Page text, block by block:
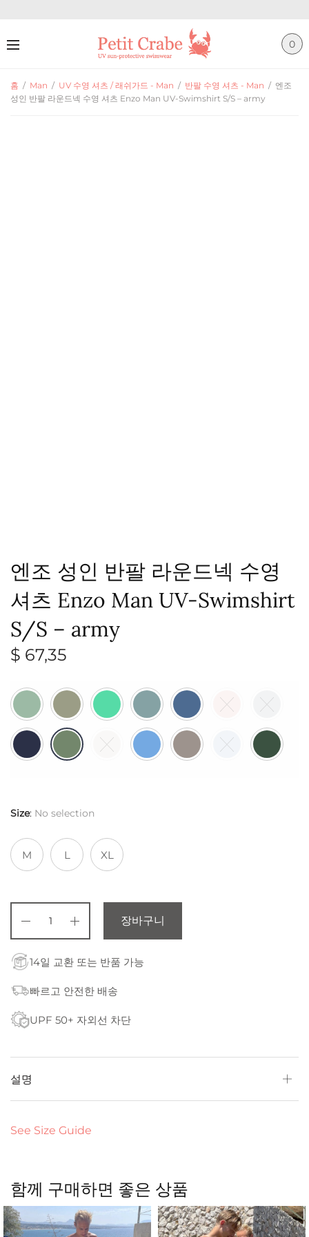
0
홈 / Man / UV 수영 셔츠 / 래쉬가드 - Man / 반팔 수영 셔츠 - Man / 엔조
성인 반팔 라운드넥 수영 셔츠 Enzo Man UV-Swimshirt S/S – army
엔조 성인 반팔 라운드넥 수영
셔츠 Enzo Man UV-Swimshirt
S/S – army
$ 67,35
Size: No selection
M L XL
장바구니
14일 교환 또는 반품 가능
빠르고 안전한 배송
UPF 50+ 자외선 차단
설명
See Size Guide
함께 구매하면 좋은 상품